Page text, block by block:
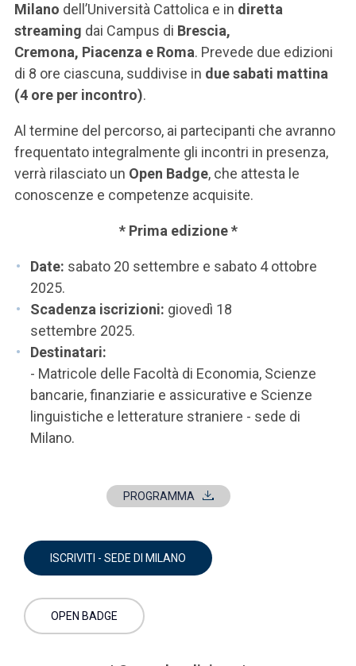
Milano dell’Università Cattolica e in diretta
streaming dai Campus di Brescia,
Cremona, Piacenza e Roma. Prevede due edizioni
di 8 ore ciascuna, suddivise in due sabati mattina
(4 ore per incontro).
Al termine del percorso, ai partecipanti che avranno
frequentato integralmente gli incontri in presenza,
verrà rilasciato un Open Badge, che attesta le
conoscenze e competenze acquisite.
* Prima edizione *
Date: sabato 20 settembre e sabato 4 ottobre
2025.
Scadenza iscrizioni: giovedì 18
settembre 2025.
Destinatari:
- Matricole delle Facoltà di Economia, Scienze
bancarie, finanziarie e assicurative e Scienze
linguistiche e letterature straniere - sede di
Milano.
PROGRAMMA
ISCRIVITI - SEDE DI MILANO
OPEN BADGE